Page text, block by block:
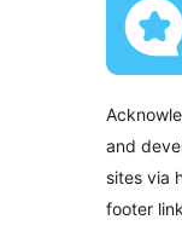
and
sites via
footer